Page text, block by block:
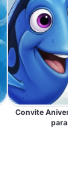
Convite